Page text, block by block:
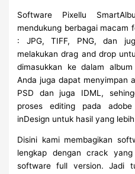
Software Pixellu
mendukung berbagai macam
: JPG, TIFF, PNG, dan
melakukan drag and drop
dimasukkan ke dalam
Anda juga dapat menyimpan
PSD dan juga IDML,
proses editing pada
inDesign untuk hasil yang
Disini kami membagikan
lengkap dengan crack
software full version. Jadi